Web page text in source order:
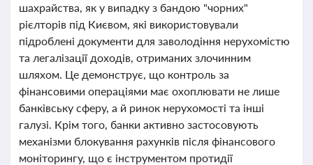
шахрайства, як у випадку з бандою "чорних"
рієлторів під Києвом, які використовували
підроблені документи для заволодіння нерухомістю
та легалізації доходів, отриманих злочинним
шляхом. Це демонструє, що контроль за
фінансовими операціями має охоплювати не лише
банківську сферу, а й ринок нерухомості та інші
галузі. Крім того, банки активно застосовують
механізми блокування рахунків після фінансового
моніторингу, що є інструментом протидії